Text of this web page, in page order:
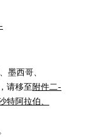
西哥、
请移至附件二-
特阿拉伯、